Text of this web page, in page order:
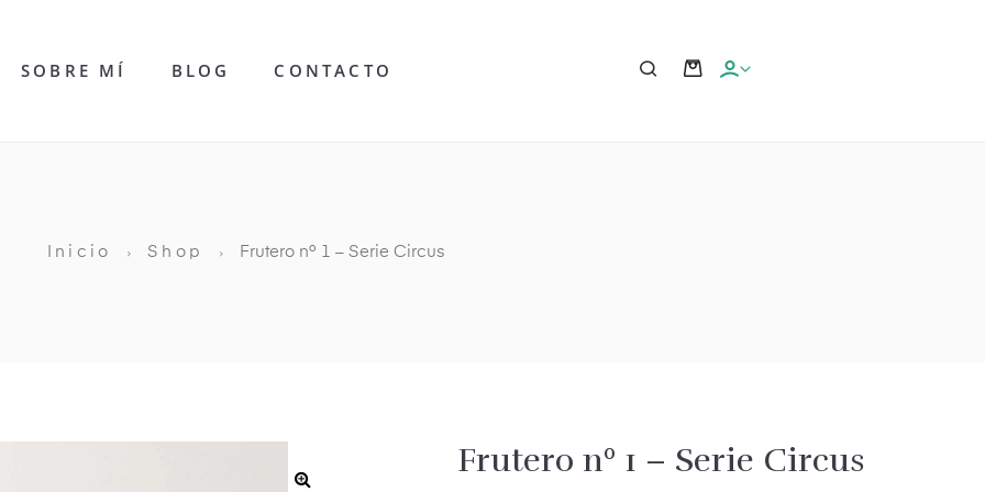
SOBRE MÍ BLOG CONTACTO
Inicio Shop Frutero nº 1 – Serie Circus
Frutero nº 1 – Serie Circus